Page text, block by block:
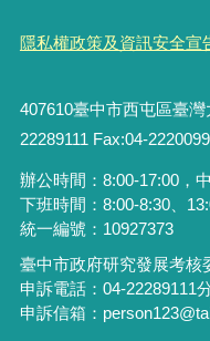
隱私權政策及資訊安全宣
407610臺中市西屯區臺
22289111 Fax:04-
辦公時間：8:00-17:00，
下班時間：8:00-8:30、
統一編號：10927373
臺中市政府研究發展考核
申訴電話：04-22289111
申訴信箱：